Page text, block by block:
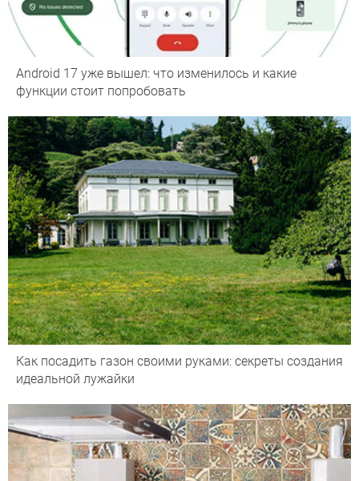
Android 17 уже вышел: что изменилось и какие
функции стоит попробовать
Как посадить газон своими руками: секреты создания
идеальной лужайки